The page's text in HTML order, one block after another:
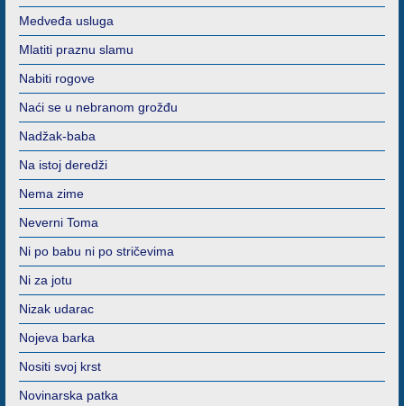
Medveđa usluga
Mlatiti praznu slamu
Nabiti rogove
Naći se u nebranom grožđu
Nadžak-baba
Na istoj deredži
Nema zime
Neverni Toma
Ni po babu ni po stričevima
Ni za jotu
Nizak udarac
Nojeva barka
Nositi svoj krst
Novinarska patka